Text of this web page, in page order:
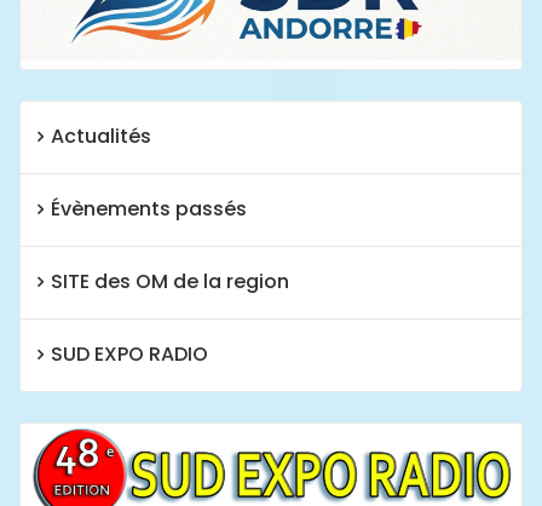
Actualités
Évènements passés
SITE des OM de la region
SUD EXPO RADIO